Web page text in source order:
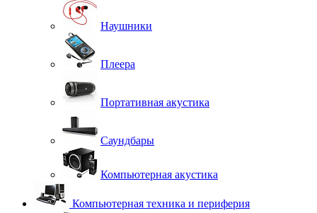
Наушники
Плеера
Портативная акустика
Саундбары
Компьютерная акустика
Компьютерная техника и периферия